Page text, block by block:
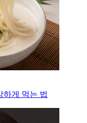
하게 먹는 법